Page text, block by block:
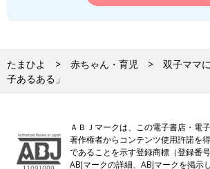
たまひよ 赤ちゃん・育児
双子ママ
子あるある」
ＡＢＪマークは、この電子書店・電
著作権者からコンテンツ使用許諾を
であることを示す登録商標（登録番
ABJマークの詳細、ABJマークを掲示